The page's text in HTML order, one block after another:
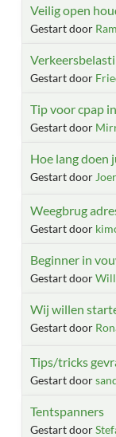
Veilig open
Gestart door
Gestart door
Tip voor cpap
Gestart door
Hoe lang doen
Gestart door
Weegbrug
Gestart door
Beginner in
Gestart door
Wij willen
Gestart door
Tips/tricks
Gestart door
Tentspanners
Gestart door